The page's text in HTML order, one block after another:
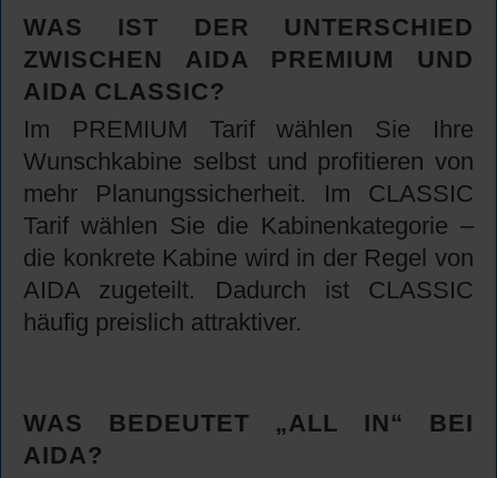
WAS IST DER UNTERSCHIED
ZWISCHEN AIDA PREMIUM UND
AIDA CLASSIC?
Im PREMIUM Tarif wählen Sie Ihre
Wunschkabine selbst und profitieren von
mehr Planungssicherheit. Im CLASSIC
Tarif wählen Sie die Kabinenkategorie –
die konkrete Kabine wird in der Regel von
AIDA zugeteilt. Dadurch ist CLASSIC
häufig preislich attraktiver.
WAS BEDEUTET „ALL IN“ BEI
AIDA?